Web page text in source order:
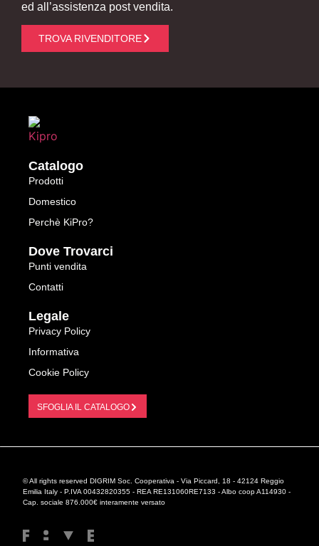
ed all’assistenza post vendita.
TROVA RIVENDITORE
Catalogo
Prodotti
Domestico
Perchè KiPro?
Dove Trovarci
Punti vendita
Contatti
Legale
Privacy Policy
Informativa
Cookie Policy
SFOGLIA IL CATALOGO
© All rights reserved DIGRIM Soc. Cooperativa - Via Piccard, 18 - 42124 Reggio
Emilia Italy - P.IVA 00432820355 - REA RE131060RE7133 - Albo coop A114930 -
Cap. sociale 876.000€ interamente versato